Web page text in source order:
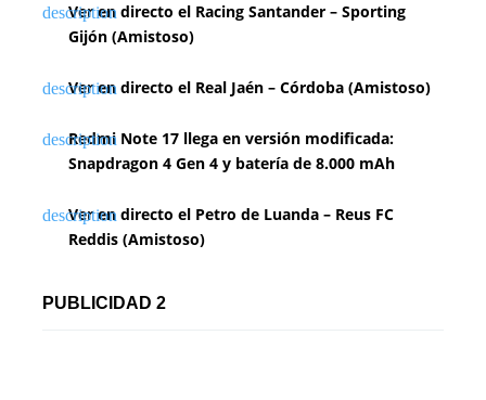
Ver en directo el Racing Santander – Sporting
Gijón (Amistoso)
Ver en directo el Real Jaén – Córdoba (Amistoso)
Redmi Note 17 llega en versión modificada:
Snapdragon 4 Gen 4 y batería de 8.000 mAh
Ver en directo el Petro de Luanda – Reus FC
Reddis (Amistoso)
PUBLICIDAD 2